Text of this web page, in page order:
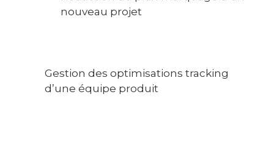
nouveau projet
Gestion des optimisations tracking
d’une équipe produit